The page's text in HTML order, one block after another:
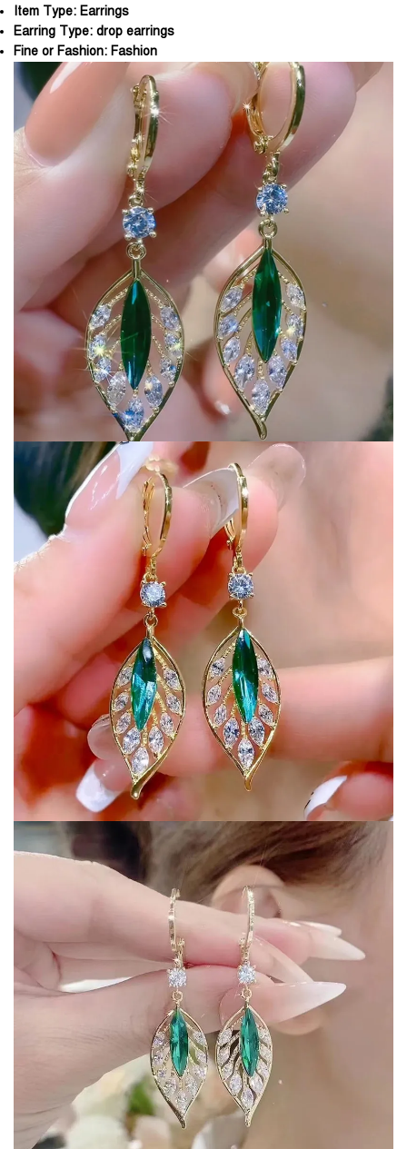
Item Type: Earrings
Earring Type: drop earrings
Fine or Fashion: Fashion